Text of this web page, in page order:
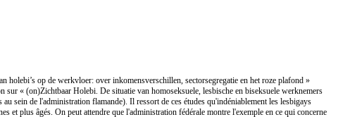
op de werkvloer: over inkomensverschillen, sectorsegregatie en het roze plafond »
« (on)Zichtbaar Holebi. De situatie van homoseksuele, lesbische en biseksuele werknemers
sein de l'administration flamande). Il ressort de ces études qu'indéniablement les lesbigays
et plus âgés. On peut attendre que l'administration fédérale montre l'exemple en ce qui concerne